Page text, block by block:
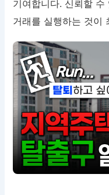
기여합니다. 신뢰할
거래를 실행하는 것이